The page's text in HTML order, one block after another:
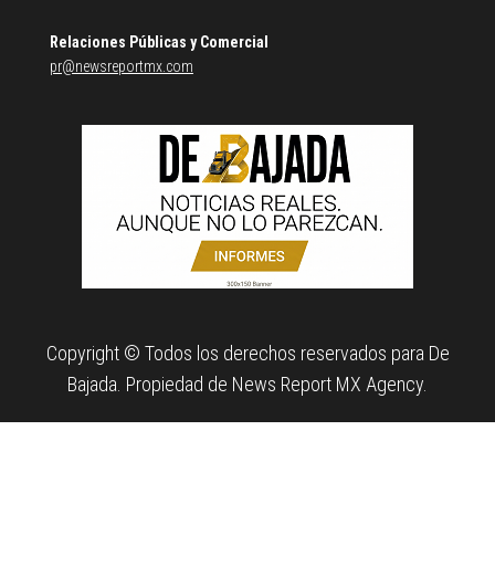
Relaciones Públicas y Comercial
pr@newsreportmx.com
Copyright © Todos los derechos reservados para De
Bajada. Propiedad de News Report MX Agency.